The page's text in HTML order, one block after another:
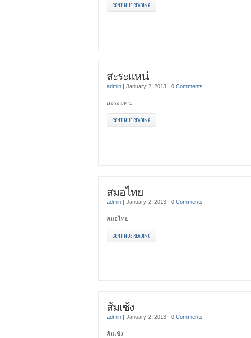
CONTINUE READING
สะระแหน่
admin | January 2, 2013 | 0 Comments
สะระแหน่
CONTINUE READING
สมอไทย
admin | January 2, 2013 | 0 Comments
สมอไทย
CONTINUE READING
ส้มเช้ง
admin | January 2, 2013 | 0 Comments
ส้มเช้ง